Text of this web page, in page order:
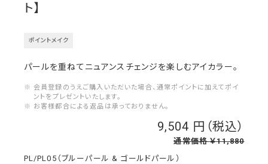
ト】
ポイントメイク
9,504
通常価格 ￥11,880
PL/PL05（ブルーパール & ゴールドパール）
パールを重ねてニュアンスチェンジを楽しむアイカラー。
※ 会員登録のうえご購入いただいた場合、通常ポイントに加えてポイ
ントをプレゼントいたします。
※ お客様都合による返品は承っておりません。